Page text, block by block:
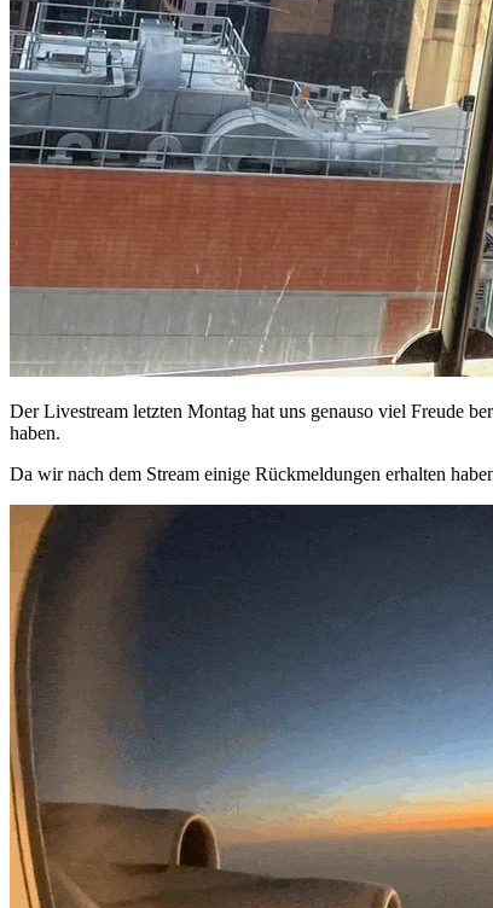
Der Livestream letzten Montag hat uns genauso viel Freude
haben.
Da wir nach dem Stream einige Rückmeldungen erhalten